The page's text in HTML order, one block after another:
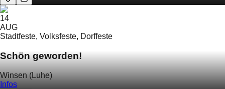
14
AUG
Stadtfeste, Volksfeste, Dorffeste
Schön geworden!
Winsen (Luhe)
Infos